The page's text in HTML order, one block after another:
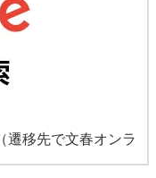
（遷移先で文春オンラ